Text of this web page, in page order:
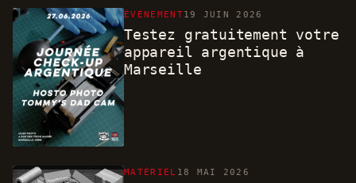
ÉVÉNEMENT19 JUIN 2026
Testez gratuitement votre
appareil argentique à
Marseille
MATÉRIEL 18 MAI 2026